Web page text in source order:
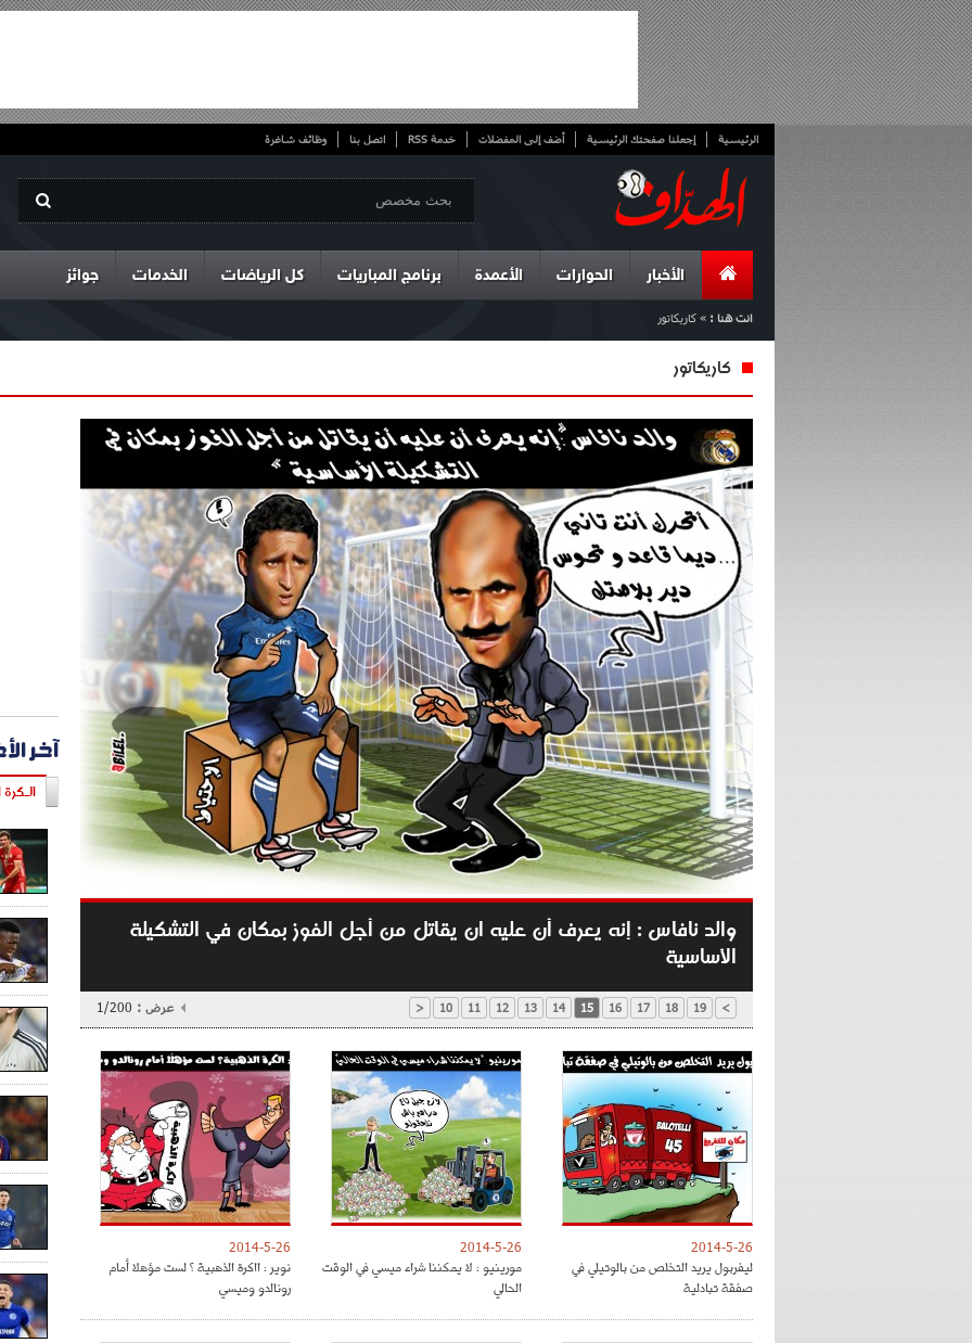
الرئيسية إجعلنا صفحتك الرئيسية أضف إلى المفضلات خدمة RSS اتصل بنا وظائف شاغرة
الأخبار الحوارات الأعمدة برنامج المباريات كل الرياضات الخدمات جوائز
انت هنا : » كاريكاتور
كاريكاتور
والد نافاس : إنه يعرف أن عليه ان يقاتل من أجل الفوز بمكان في التشكيلة
الأساسية
< 10 11 12 13 14 15 16 17 18 19 > عرض : 1/200
2014-5-26
ليفربول يريد التخلص من بالوتيلي في
صفقة تبادلية
2014-5-26
مورينيو : لا يمكننا شراء ميسي في الوقت
الحالي
2014-5-26
نوير : ااكرة الذهبية ؟ لست مؤهلا أمام
رونالدو وميسي
آخر
الـكرة